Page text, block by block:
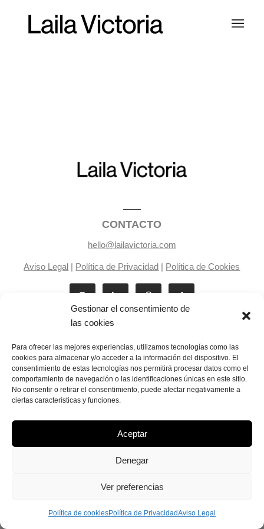
Gestionar el consentimiento de
las cookies
Para ofrecer las mejores experiencias, utilizamos tecnologías como las
cookies para almacenar y/o acceder a la información del dispositivo. El
consentimiento de estas tecnologías nos permitirá procesar datos como el
comportamiento de navegación o las identificaciones únicas en este sitio.
No consentir o retirar el consentimiento, puede afectar negativamente a
ciertas características y funciones.
Aceptar
Denegar
Ver preferencias
Política de cookiesPolítica de PrivacidadAviso Legal
CONTACTO
hello@lailavictoria.com
Aviso Legal | Política de Privacidad | Política de Cookies
Laila Victoria © copyright 2025